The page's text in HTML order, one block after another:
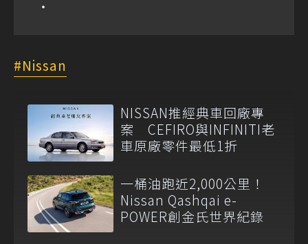
Nissan
NISSAN推經典車回廠專
案 CEFIRO與INFINITI老
車原廠零件最低1折
一桶油跑近2,000公里！
Nissan Qashqai e-
POWER創金氏世界紀錄